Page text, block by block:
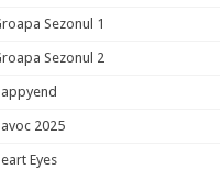
Sezonul 1
Sezonul 2
2025
Eyes